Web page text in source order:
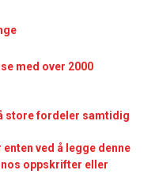
med over 2000
store fordeler samtidig
ved å legge denne
oppskrifter eller